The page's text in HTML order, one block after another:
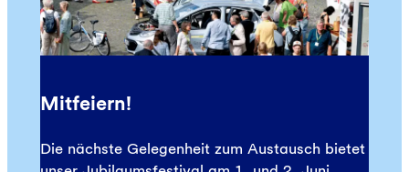
Mitfeiern!
Die nächste Gelegenheit zum Austausch bietet